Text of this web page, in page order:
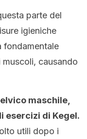
parte del
igieniche
fondamentale
causando
maschile,
esercizi di Kegel.
utili dopo i